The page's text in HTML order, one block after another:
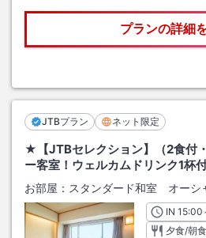
プランの詳細
JTBプラン ネット限定
★【JTBセレクション】（2食付
ー客室！ウェルカムドリンク1杯
お部屋： スタンダード和室 オーシ
INチェ
15:00
夕食/朝